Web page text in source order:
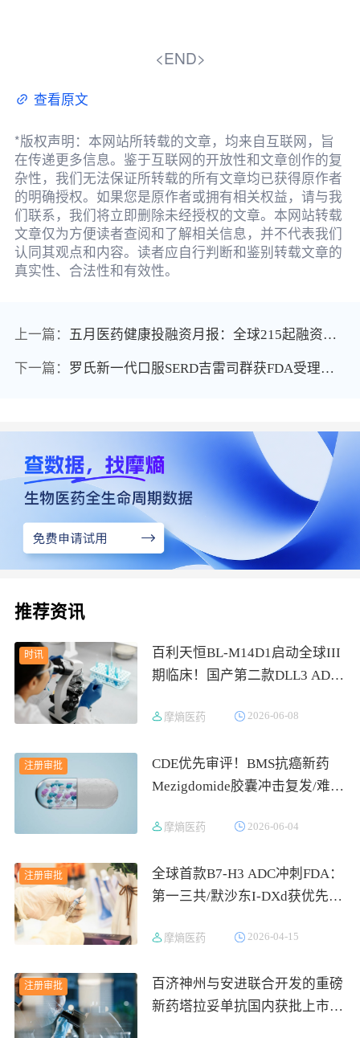
<END>
查看原文
*版权声明：本网站所转载的文章，均来自互联网，旨
在传递更多信息。鉴于互联网的开放性和文章创作的复
杂性，我们无法保证所转载的所有文章均已获得原作者
的明确授权。如果您是原作者或拥有相关权益，请与我
们联系，我们将立即删除未经授权的文章。本网站转载
文章仅为方便读者查阅和了解相关信息，并不代表我们
认同其观点和内容。读者应自行判断和鉴别转载文章的
真实性、合法性和有效性。
上一篇： 五月医药健康投融资月报：全球215起融资骤降10%，中国75起同比下滑22%，跨国交易成唯一亮点
下一篇： 罗氏新一代口服SERD吉雷司群获FDA受理！剑指ER+/HER2-早期乳腺癌辅助治疗
推荐资讯
时讯
百利天恒BL-M14D1启动全球III
期临床！国产第二款DLL3 ADC
摩熵医药 2026-06-08
注册审批
CDE优先审评！BMS抗癌新药
Mezigdomide胶囊冲击复发/难治
至18个月
摩熵医药 2026-06-04
注册审批
全球首款B7-H3 ADC冲刺FDA：
第一三共/默沙东I-DXd获优先审
时刻摩熵医药 2026-04-15
注册审批
百济神州与安进联合开发的重磅
新药塔拉妥单抗国内获批上市！